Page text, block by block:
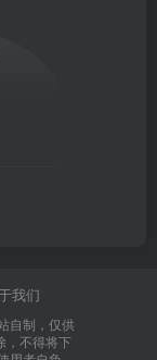
我们
自制，仅供
，不得将下